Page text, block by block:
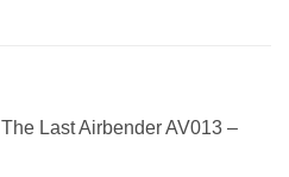
Last Airbender AV013 –